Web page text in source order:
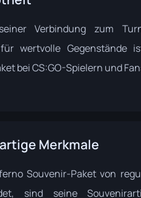
Verbindung zum
wertvolle Gegenstände
bei CS:GO-Spielern und
Merkmale
Souvenir-Paket von
sind seine